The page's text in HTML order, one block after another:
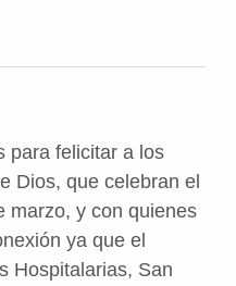
para felicitar a los
Dios, que celebran el
marzo, y con quienes
ya que el
Hospitalarias, San